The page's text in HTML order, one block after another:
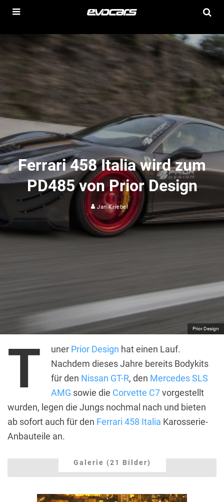
Prior Design
Ferrari 458 Italia wird zum
PD485 von Prior Design
Jan Kriebel
T uner Prior Design hat einen Lauf.
Nachdem dieses Jahre bereits Bodykits
für den Nissan GT-R, den Mercedes SLS
AMG sowie die Corvette C7vorgestellt
wurden, legen die Jungs nochmal nach und bieten
ab sofort auch für den Ferrari 458 Italia Karosserie-
Anbauteile an.
Galerie (21 Bilder)